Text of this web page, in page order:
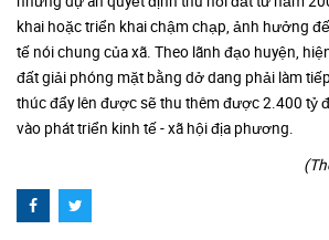
khai hoặc triển khai chậm chạp, ảnh hưởng
tế nói chung của xã. Theo lãnh đạo huyện,
đất giải phóng mặt bằng dở dang phải làm
thúc đẩy lên được sẽ thu thêm được 2.400 tỷ
vào phát triển kinh tế - xã hội địa phương.